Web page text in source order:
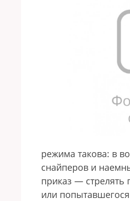
режима такова: в
снайперов и
приказ — стрелять
или